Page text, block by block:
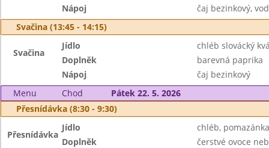
Nápoj
čaj bezinkový,
Svačina (13:45 - 14:15)
Svačina
Jídlo
chléb slovácký
Doplněk
barevná paprika
Nápoj
čaj bezinkový
Menu
Chod
Pátek 22. 5. 2026
Přesnídávka (8:30 - 9:30)
Přesnídávka
Jídlo
chléb,
Doplněk
čerstvé ovoce